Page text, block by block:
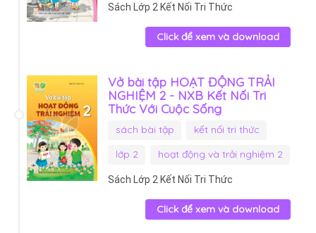
Sách Lớp 2 Kết Nối Tri Thức
Click để xem và download
Vở bài tập HOẠT ĐỘNG TRẢI
NGHIỆM 2 - NXB Kết Nối Tri
Thức Với Cuộc Sống
sách bài tập
kết nối tri thức
lớp 2
hoạt động và trải nghiệm 2
Sách Lớp 2 Kết Nối Tri Thức
Click để xem và download